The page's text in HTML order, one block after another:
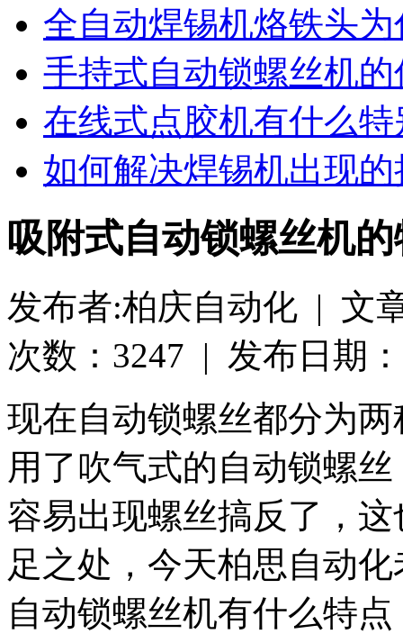
全自动焊锡机烙铁头
手持式自动锁螺丝机
在线式点胶机有什么特
如何解决焊锡机出现
吸附式自动锁螺丝机
发布者:柏庆自动化 | 文
次数：3247 | 发布日期：
现在自动锁螺丝都分为
用了吹气式的自动锁螺
容易出现螺丝搞反了，
足之处，今天柏思自动
自动锁螺丝机有什么特点